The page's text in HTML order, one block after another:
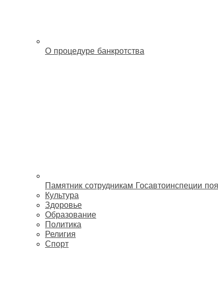
О процедуре банкротства
Памятник сотрудникам Госавтоинспеции
Культура
Здоровье
Образование
Политика
Религия
Спорт